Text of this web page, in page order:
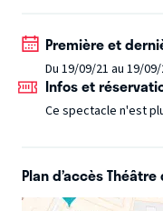
Première et
Du 19/09/21 au 19/
Infos et
Ce spectacle n'est
Plan d’accès